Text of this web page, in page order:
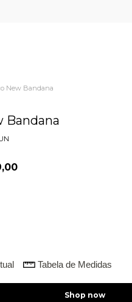
New Bandana
Bandana
Tabela de Medidas